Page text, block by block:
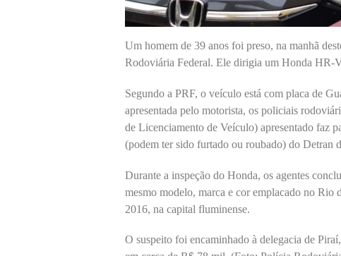
Um homem de 39 anos foi preso, na manhã
Rodoviária Federal. Ele dirigia um Honda HR-
Segundo a PRF, o veículo está com placa de
apresentada pelo motorista, os policiais
de Licenciamento de Veículo) apresentado faz
(podem ter sido furtado ou roubado) do Detran
Durante a inspeção do Honda, os agentes
mesmo modelo, marca e cor emplacado no Rio
2016, na capital fluminense.
O suspeito foi encaminhado à delegacia de